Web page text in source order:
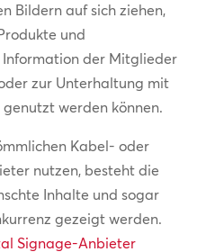
Bildern auf sich ziehen,
und
Information der Mitglieder
zur Unterhaltung mit
werden können.
Kabel- oder
nutzen, besteht die
Inhalte und sogar
gezeigt werden.
Signage-Anbieter